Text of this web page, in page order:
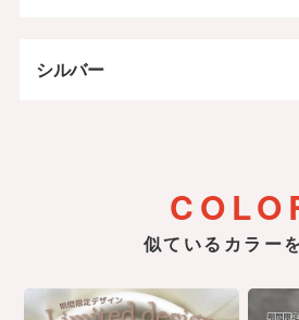
シルバー
似ているカラー